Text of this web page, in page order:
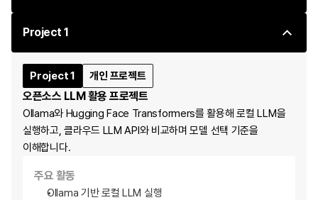
프롬프트 버전 관리, LLM 모니터링, 평가 체계,
가드레일 구현
Prompt Injection, OWASP LLM Top 10, Red
Teaming 개념 이해
LLM Fine-tuning
Fine-tuning 데이터셋 준비와 Synthetic Data 생성
SFT, LoRA, QLoRA, DPO, Hugging Face TRL
Project 3
RAG 기반 Q&A 서비스
Project 1
Project 1 개인 프로젝트
오픈소스 LLM 활용 프로젝트
Ollama와 Hugging Face Transformers를 활용해 로컬 LLM을
실행하고, 클라우드 LLM API와 비교하며 모델 선택 기준을
이해합니다.
주요 활동
Ollama 기반 로컬 LLM 실행